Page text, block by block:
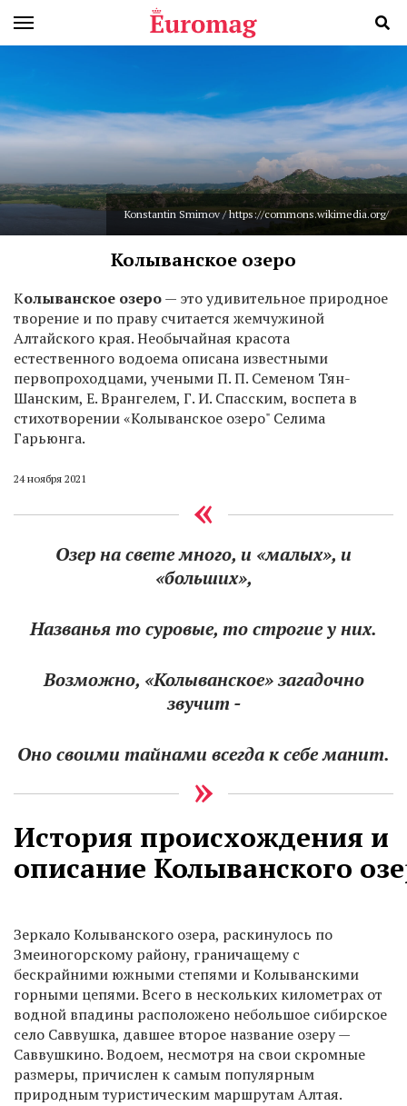
Konstantin Smirnov / https://commons.wikimedia.org/
Колыванское озеро
Колыванское озеро— это удивительное природное
творение и по праву считается жемчужиной
Алтайского края. Необычайная красота
естественного водоема описана известными
первопроходцами, учеными П. П. Семеном Тян-
Шанским, Е. Врангелем, Г. И. Спасским, воспета в
стихотворении «Колыванское озеро" Селима
Гарьюнга.
24 ноября 2021
Озер на свете много, и «малых», и
«больших»,
Названья то суровые, то строгие у них.
Возможно, «Колыванское» загадочно
звучит -
Оно своими тайнами всегда к себе манит.
История происхождения и
описание Колыванского
Зеркало Колыванского озера, раскинулось по
Змеиногорскому району, граничащему с
бескрайними южными степями и Колыванскими
горными цепями. Всего в нескольких километрах от
водной впадины расположено небольшое сибирское
село Саввушка, давшее второе название озеру —
Саввушкино. Водоем, несмотря на свои скромные
размеры, причислен к самым популярным
природным туристическим маршрутам Алтая.